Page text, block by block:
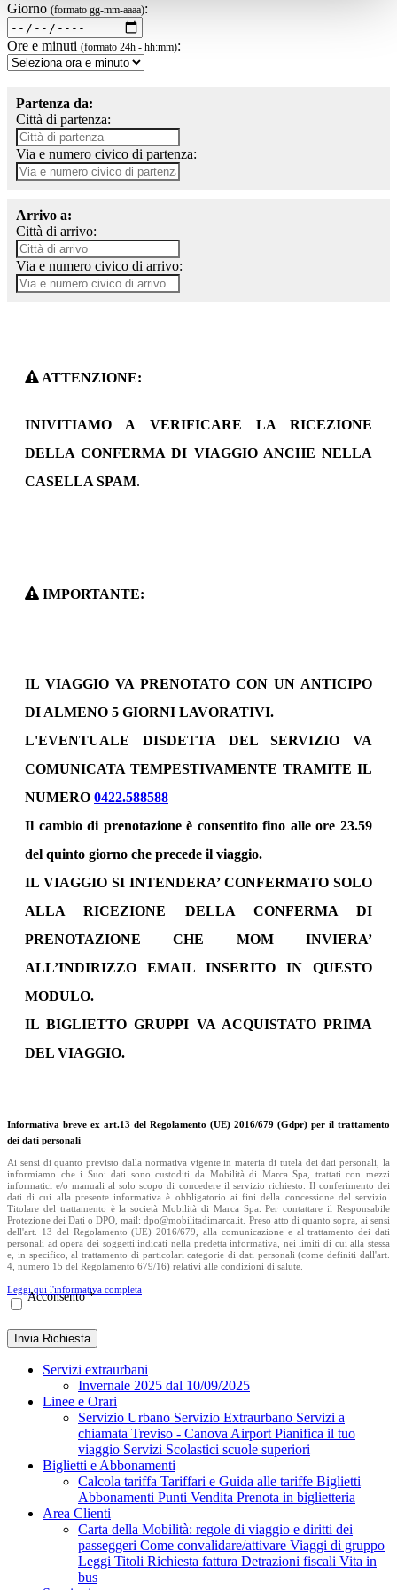
Giorno (formato gg-mm-aaaa):
Ore e minuti (formato 24h - hh:mm):
Partenza da:
Città di partenza:
Via e numero civico di partenza:
Arrivo a:
Città di arrivo:
Via e numero civico di arrivo:
ATTENZIONE:
INIVITIAMO A VERIFICARE LA RICEZIONE
DELLA CONFERMA DI VIAGGIO ANCHE NELLA
CASELLA SPAM.
IMPORTANTE:
IL VIAGGIO VA PRENOTATO CON UN ANTICIPO
DI ALMENO 5 GIORNI LAVORATIVI.
L'EVENTUALE DISDETTA DEL SERVIZIO VA
COMUNICATA TEMPESTIVAMENTE TRAMITE IL
NUMERO 0422.588588
Il cambio di prenotazione è consentito fino alle ore 23.59
del quinto giorno che precede il viaggio.
IL VIAGGIO SI INTENDERA’ CONFERMATO SOLO
ALLA RICEZIONE DELLA CONFERMA DI
PRENOTAZIONE CHE MOM INVIERA’
ALL’INDIRIZZO EMAIL INSERITO IN QUESTO
MODULO.
IL BIGLIETTO GRUPPI VA ACQUISTATO PRIMA
DEL VIAGGIO.
Informativa breve ex art.13 del Regolamento (UE) 2016/679 (Gdpr) per il trattamento
dei dati personali
Ai sensi di quanto previsto dalla normativa vigente in materia di tutela dei dati personali, la
informiamo che i Suoi dati sono custoditi da Mobilità di Marca Spa, trattati con mezzi
informatici e/o manuali al solo scopo di concedere il servizio richiesto. Il conferimento dei
dati di cui alla presente informativa è obbligatorio ai fini della concessione del servizio.
Titolare del trattamento è la società Mobilità di Marca Spa. Per contattare il Responsabile
Protezione dei Dati o DPO, mail: dpo@mobilitadimarca.it. Preso atto di quanto sopra, ai sensi
dell'art. 13 del Regolamento (UE) 2016/679, alla comunicazione e al trattamento dei dati
personali ad opera dei soggetti indicati nella predetta informativa, nei limiti di cui alla stessa
e, in specifico, al trattamento di particolari categorie di dati personali (come definiti dall'art.
4, numero 15 del Regolamento 679/16) relativi alle condizioni di salute.
Leggi qui l'informativa completa
Acconsento *
Servizi extraurbani
Invernale 2025 dal 10/09/2025
Linee e Orari
Servizio Urbano Servizio Extraurbano Servizi a
chiamata Treviso - Canova AirportPianifica il tuo
viaggio Servizi Scolastici scuole superiori
Biglietti e Abbonamenti
Calcola tariffa Tariffari e Guida alle tariffe Biglietti
Abbonamenti Punti Vendita Prenota in biglietteria
Area Clienti
Carta della Mobilità: regole di viaggio e diritti dei
passeggeri Come convalidare/attivare Viaggi di gruppo
Leggi Titoli Richiesta fattura Detrazioni fiscali Vita in
bus